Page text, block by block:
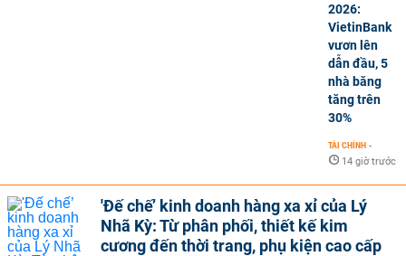
2026:
VietinBank
vươn lên
dẫn đầu, 5
nhà băng
tăng trên
30%
TÀI CHÍNH -
14 giờ trước
'Đế chế’ kinh doanh hàng xa xỉ của Lý
Nhã Kỳ: Từ phân phối, thiết kế kim
cương đến thời trang, phụ kiện cao cấp